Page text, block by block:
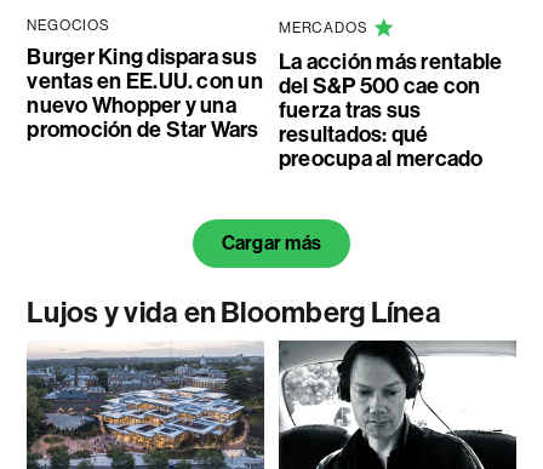
NEGOCIOS
Burger King dispara sus
ventas en EE.UU. con un
nuevo Whopper y una
promoción de Star Wars
MERCADOS
La acción más rentable
del S&P 500 cae con
fuerza tras sus
resultados: qué
preocupa al mercado
Cargar más
Lujos y vida en Bloomberg Línea